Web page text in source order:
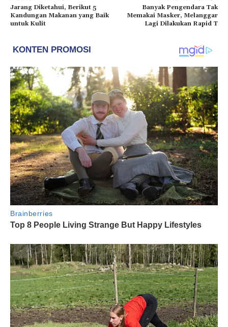
Jarang Diketahui, Berikut 5
Kandungan Makanan yang Baik
untuk Kulit
Banyak Pengendara Tak
Memakai Masker, Melanggar
Lagi Dilakukan Rapid T